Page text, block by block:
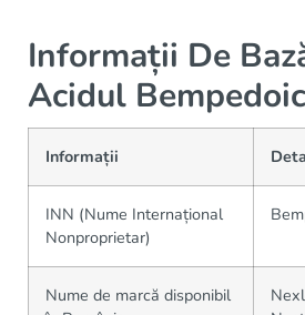
Informații De
Acidul Bempedoic
Informații
INN (Nume Internațional
Nonproprietar)
Nume de marcă disponibil